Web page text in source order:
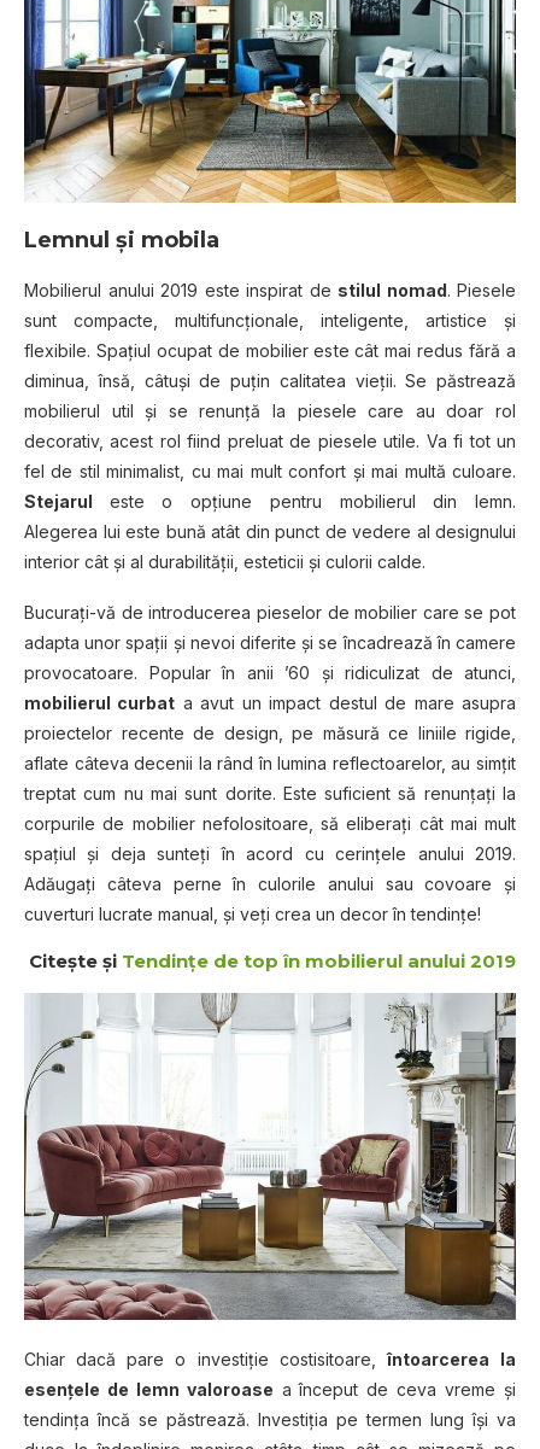
Lemnul şi mobila
Mobilierul anului 2019 este inspirat de stilul nomad. Piesele
sunt compacte, multifuncţionale, inteligente, artistice şi
flexibile. Spaţiul ocupat de mobilier este cât mai redus fără a
diminua, însă, câtuşi de puţin calitatea vieţii. Se păstrează
mobilierul util şi se renunţă la piesele care au doar rol
decorativ, acest rol fiind preluat de piesele utile. Va fi tot un
fel de stil minimalist, cu mai mult confort şi mai multă culoare.
Stejarul este o opţiune pentru mobilierul din lemn.
Alegerea lui este bună atât din punct de vedere al designului
interior cât şi al durabilităţii, esteticii şi culorii calde.
Bucuraţi-vă de introducerea pieselor de mobilier care se pot
adapta unor spaţii şi nevoi diferite şi se încadrează în camere
provocatoare. Popular în anii ’60 şi ridiculizat de atunci,
mobilierul curbat a avut un impact destul de mare asupra
proiectelor recente de design, pe măsură ce liniile rigide,
aflate câteva decenii la rând în lumina reflectoarelor, au simţit
treptat cum nu mai sunt dorite. Este suficient să renunţaţi la
corpurile de mobilier nefolositoare, să eliberaţi cât mai mult
spaţiul şi deja sunteţi în acord cu cerinţele anului 2019.
Adăugaţi câteva perne în culorile anului sau covoare şi
cuverturi lucrate manual, şi veţi crea un decor în tendinţe!
Citeşte şi Tendinţe de top în mobilierul anului 2019
Chiar dacă pare o investiţie costisitoare,întoarcerea
la
esenţele de lemn valoroase a început de ceva vreme şi
tendinţa încă se păstrează. Investiţia pe termen lung îşi va